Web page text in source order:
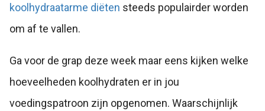
koolhydraatarme diëten steeds populairder worden
om af te vallen.
Ga voor de grap deze week maar eens kijken welke
hoeveelheden koolhydraten er in jou
voedingspatroon zijn opgenomen. Waarschijnlijk